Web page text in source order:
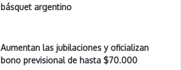
básquet argentino
Aumentan las jubilaciones y oficializan
bono previsional de hasta $70.000